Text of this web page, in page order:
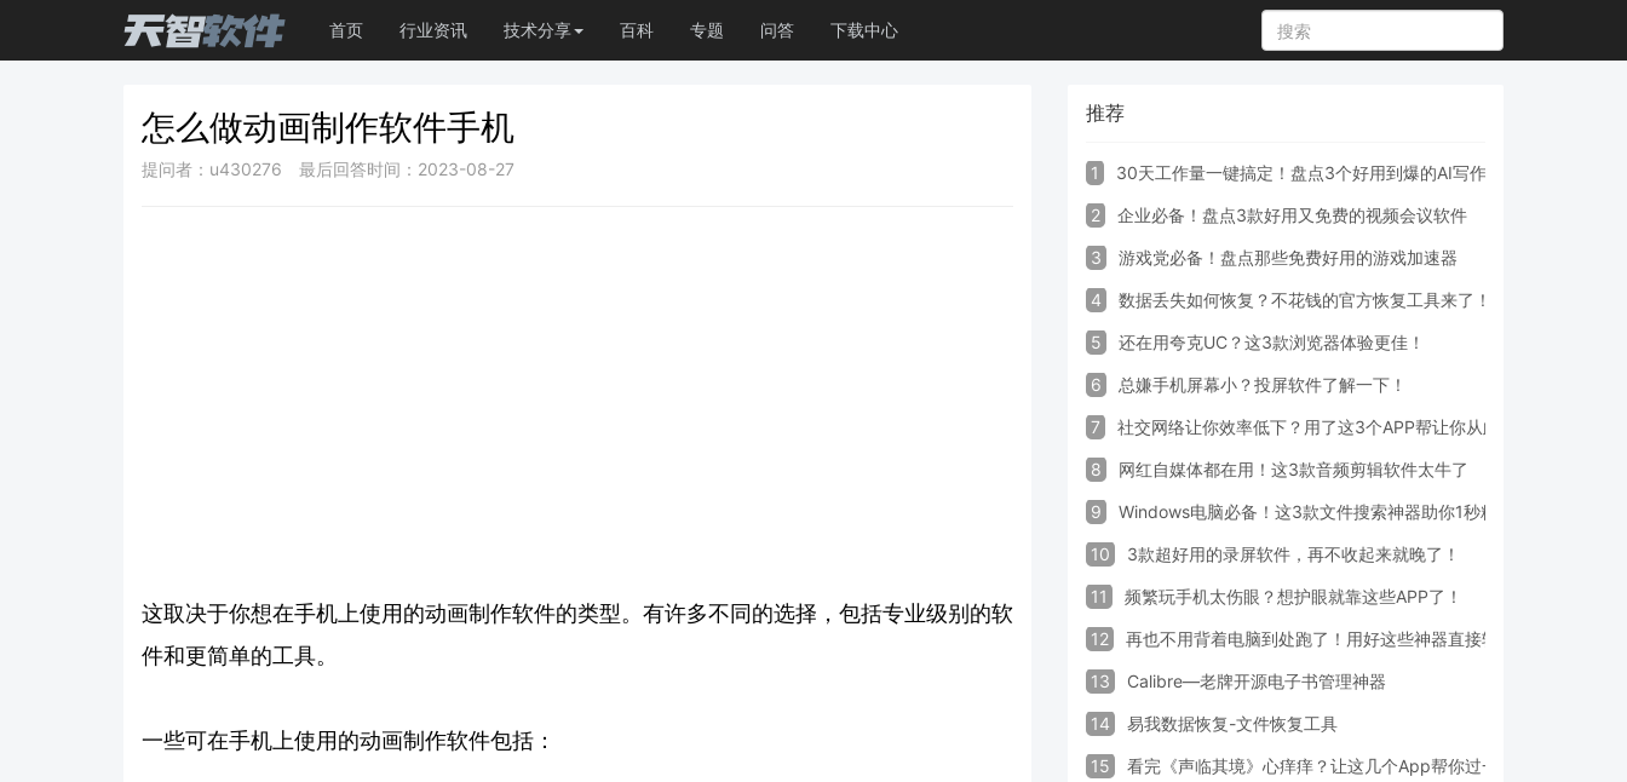
首页 行业资讯 技术分享 百科 专题 问答 下载中心
怎么做动画制作软件手机
提问者：u430276 最后回答时间：2023-08-27
这取决于你想在手机上使用的动画制作软件的类型。有许多不同的选择，包括专业级别的软
件和更简单的工具。
一些可在手机上使用的动画制作软件包括：
推荐
1 30天工作量一键搞定！盘点3个好用到爆的AI写作生成器工具
2 企业必备！盘点3款好用又免费的视频会议软件
3 游戏党必备！盘点那些免费好用的游戏加速器
4 数据丢失如何恢复？不花钱的官方恢复工具来了！
5 还在用夸克UC？这3款浏览器体验更佳！
6 总嫌手机屏幕小？投屏软件了解一下！
7 社交网络让你效率低下？用了这3个APP帮让你从此戒掉手机！
8 网红自媒体都在用！这3款音频剪辑软件太牛了
9 Windows电脑必备！这3款文件搜索神器助你1秒精准定位文件
10 3款超好用的录屏软件，再不收起来就晚了！
11 频繁玩手机太伤眼？想护眼就靠这些APP了！
12 再也不用背着电脑到处跑了！用好这些神器直接轻松办公
13 Calibre—老牌开源电子书管理神器
14 易我数据恢复-文件恢复工具
15 看完《声临其境》心痒痒？让这几个App帮你过一把配音瘾